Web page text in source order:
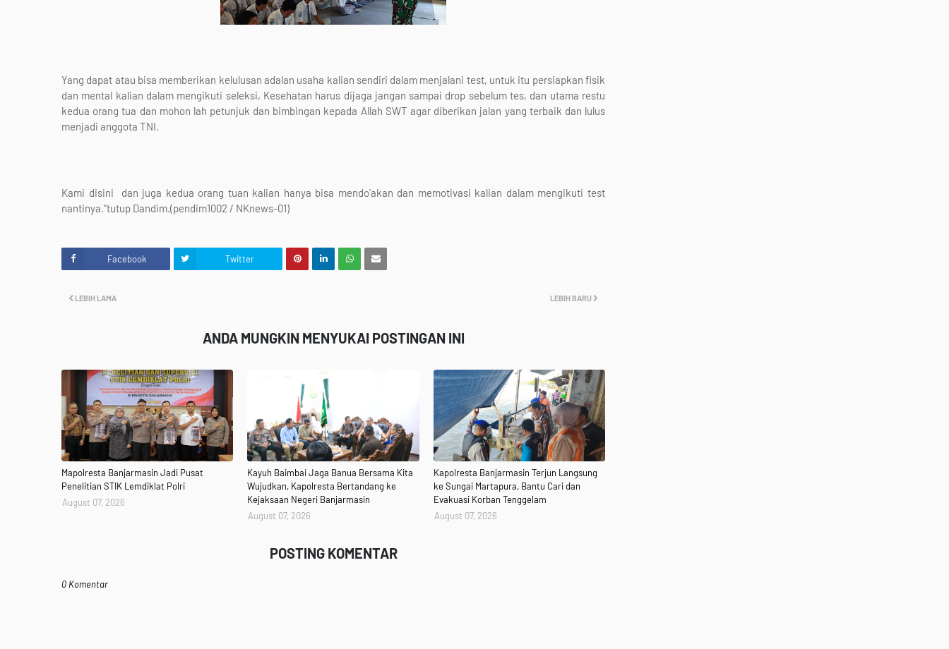
Yang dapat atau bisa memberikan kelulusan adalan usaha kalian sendiri dalam menjalani test, untuk itu persiapkan fisik
dan mental kalian dalam mengikuti seleksi, Kesehatan harus dijaga jangan sampai drop sebelum tes, dan utama restu
kedua orang tua dan mohon lah petunjuk dan bimbingan kepada Allah SWT agar diberikan jalan yang terbaik dan lulus
menjadi anggota TNI.
Kami disini dan juga kedua orang tuan kalian hanya bisa mendo’akan dan memotivasi kalian dalam mengikuti test
nantinya.”tutup Dandim.(pendim1002 / NKnews-01)
Facebook Twitter
LEBIH BARU
LEBIH LAMA
ANDA MUNGKIN MENYUKAI POSTINGAN INI
Mapolresta Banjarmasin Jadi Pusat
Penelitian STIK Lemdiklat Polri
August 07, 2026
Kayuh Baimbai Jaga Banua Bersama Kita
Wujudkan, Kapolresta Bertandang ke
Kejaksaan Negeri Banjarmasin
August 07, 2026
Kapolresta Banjarmasin Terjun Langsung
ke Sungai Martapura, Bantu Cari dan
Evakuasi Korban Tenggelam
August 07, 2026
POSTING KOMENTAR
0 Komentar